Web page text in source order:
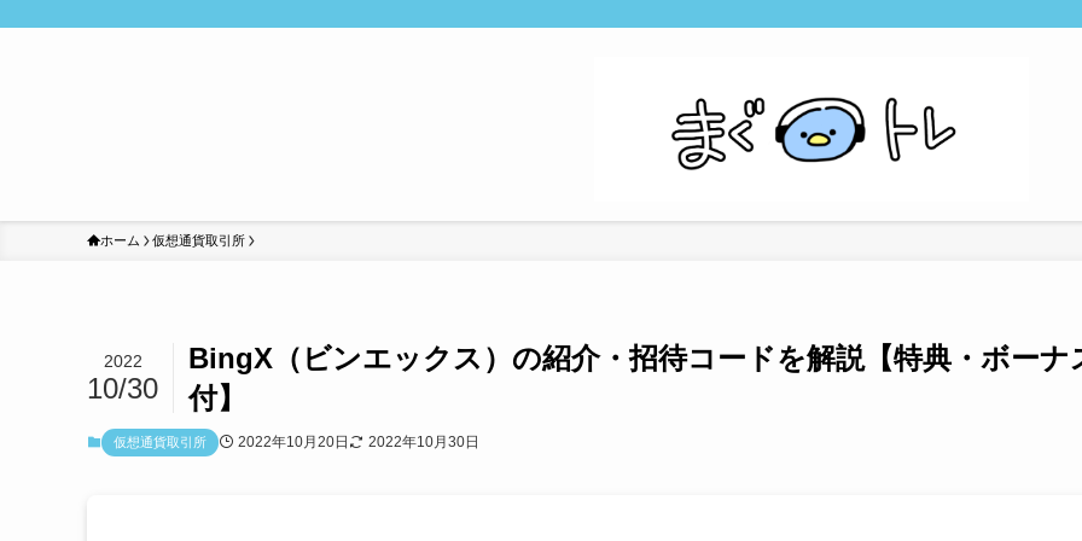
ホーム 仮想通貨取引所
BingX（ビンエックス）の紹介・招待コードを解説【特典・ボーナ
付】
2022
10/30
仮想通貨取引所 2022年10月20日 2022年10月30日